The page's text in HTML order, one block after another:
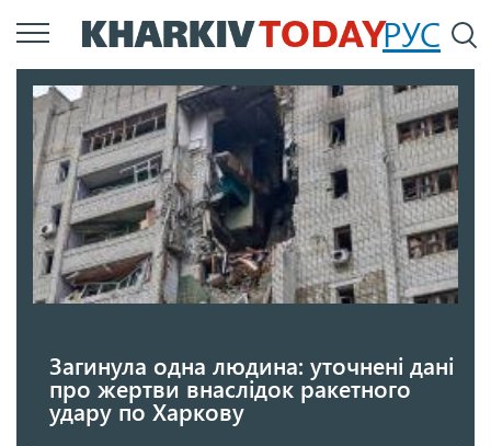
Перейти
до
вмісту
РУС
Загинула одна людина: уточнені дані
про жертви внаслідок ракетного
удару по Харкову